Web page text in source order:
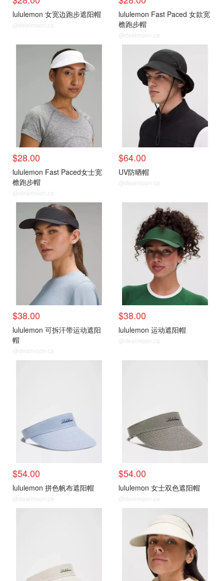
lululemon 女宽边跑步遮阳帽
@dealmoon.ca
lululemon Fast Paced 女款宽
檐跑步帽
@dealmoon.ca
$28.00
lululemon Fast Paced女士宽
檐跑步帽
@dealmoon.ca
$64.00
UV防晒帽
@dealmoon.ca
$38.00
lululemon 可拆汗带运动遮阳
帽
@dealmoon.ca
$38.00
lululemon 运动遮阳帽
@dealmoon.ca
$54.00
lululemon 拼色帆布遮阳帽
@dealmoon.ca
$54.00
lululemon 女士双色遮阳帽
@dealmoon.ca